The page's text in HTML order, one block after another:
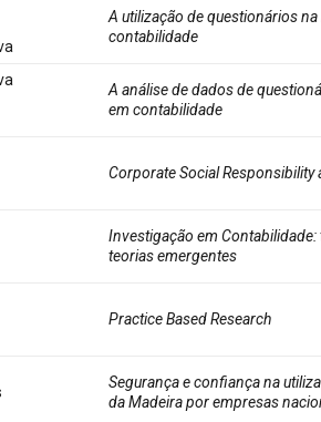
A utilização de questionários
contabilidade
A análise de dados de
em contabilidade
Corporate Social
Investigação em
teorias emergentes
Practice Based Research
Segurança e confiança na
da Madeira por empresas